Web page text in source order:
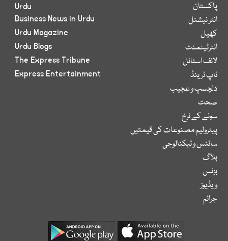
پاکستان
انٹر نیشنل
کھیل
انٹرٹینمنٹ
لائف اسٹائل
ٹاپ ٹرینڈ
دلچسپ و عجیب
صحت
سونے کے نرخ
پیٹرولیم مصنوعات کی قیمتیں
سائنس و ٹیکنالوجی
بلاگ
بزنس
ویڈیوز
جرائم
Urdu
Business News in Urdu
Urdu Magazine
Urdu Blogs
The Express Tribune
Express Entertainment